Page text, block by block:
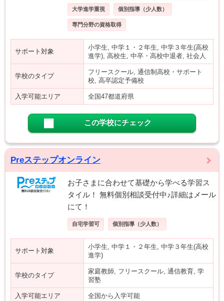
大学進学重視 個別指導（少人数）
専門分野の資格取得
サポート対象
小学生, 中学１・２年生, 中学３年生(高校
進学), 高校生, 中卒・高校中退者, 社会人
学校のタイプ
フリースクール, 通信制高校・サポート
校, 高卒認定予備校
入学可能エリア 全国47都道府県
この学校にチェック
Preステップオンライン
お子さまに合わせて基礎から学べる学習ス
タイル！ 無料個別相談受付中♪詳細はメール
にて！
自宅学習可 個別指導（少人数）
サポート対象
小学生, 中学１・２年生, 中学３年生(高校
進学)
学校のタイプ
家庭教師, フリースクール, 通信教育, 学
習塾
入学可能エリア 全国から入学可能